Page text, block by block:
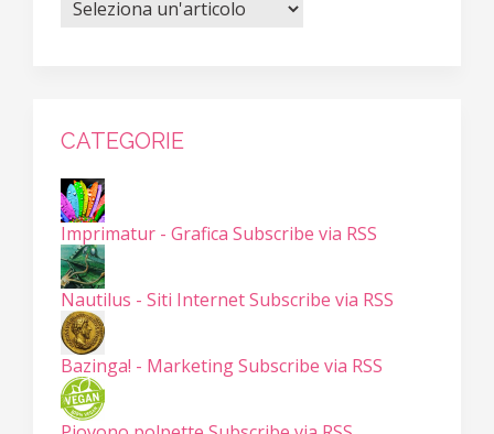
CATEGORIE
Imprimatur - Grafica Subscribe via RSS
Nautilus - Siti InternetSubscribe via RSS
Bazinga! - MarketingSubscribe via RSS